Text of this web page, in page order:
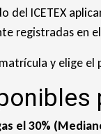
del ICETEX
registradas en el
y elige
el 30%